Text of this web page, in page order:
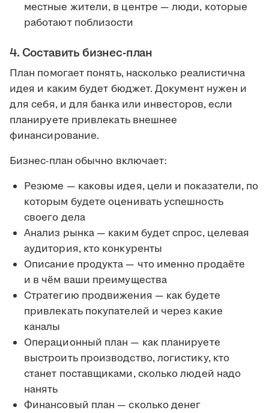
местные жители, в центре — люди, которые
работают поблизости
4. Составить бизнес-план
План помогает понять, насколько реалистична
идея и каким будет бюджет. Документ нужен и
для себя, и для банка или инвесторов, если
планируете привлекать внешнее
финансирование.
Бизнес-план обычно включает:
Резюме — каковы идея, цели и показатели, по
которым будете оценивать успешность
своего дела
Анализ рынка — каким будет спрос, целевая
аудитория, кто конкуренты
Описание продукта — что именно продаёте
и в чём ваши преимущества
Стратегию продвижения — как будете
привлекать покупателей и через какие
каналы
Операционный план — как планируете
выстроить производство, логистику, кто
станет поставщиками, сколько людей надо
нанять
Финансовый план — сколько денег